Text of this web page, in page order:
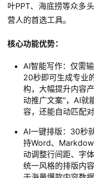
叶PPT、海底捞等众多
营人的首选工具。
核心功能优势：
AI智能写作：仅需
20秒即可生成专业
构，大幅提升内容
动推广文案”，AI就
容，还能自动匹配